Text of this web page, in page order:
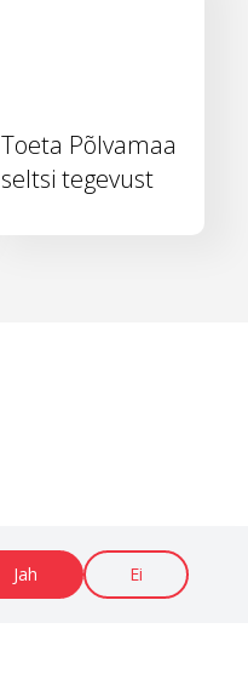
Jah Ei
Toeta Põlvamaa
seltsi tegevust